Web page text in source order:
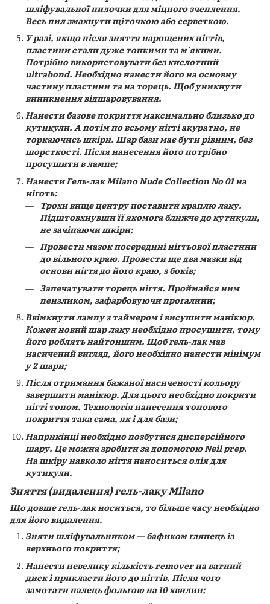
шліфувальної пилочки для міцного зчеплення.
Весь пил змахнути щіточкою або серветкою.
У разі, якщо після зняття нарощених нігтів,
пластини стали дуже тонкими та м'якими.
Потрібно використовувати без кислотний
ultrabond. Необхідно нанести його на основну
частину пластини та на торець. Щоб уникнути
виникнення відшаровування.
Нанести базове покриття максимально близько до
кутикули. А потім по всьому нігті акуратно, не
торкаючись шкіри. Шар бази має бути рівним, без
шорсткості. Після нанесення його потрібно
просушити в лампе;
Нанести Гель-лак Milano Nude Collection No 01 на
ніготь:
Трохи вище центру поставити краплю лаку.
Підштовхнувши її якомога ближче до кутикули,
не зачіпаючи шкіри;
Провести мазок посередині нігтьової пластини
до вільного краю. Провести ще два мазки від
основи нігтя до його краю, з боків;
Запечатувати торець нігтя. Проймайся ним
пензликом, зафарбовуючи прогалини;
Ввімкнути лампу з таймером і висушити манікюр.
Кожен новий шар лаку необхідно просушити, тому
його роблять найтоншим. Щоб гель-лак мав
насичений вигляд, його необхідно нанести мінімум
у 2 шари;
Після отримання бажаної насиченості кольору
завершити манікюр. Для цього необхідно покрити
нігті топом. Технологія нанесення топового
покриття така сама, як і для бази;
Наприкінці необхідно позбутися дисперсійного
шару. Це можна зробити за допомогою Neil prep.
На шкіру навколо нігтя наноситься олія для
кутикули.
Зняття (видалення) гель-лаку Milano
Що довше гель-лак носиться, то більше часу необхідно
для його видалення.
Зняти шліфувальником — бафиком глянець із
верхнього покриття;
Нанести невелику кількість remover на ватний
диск і прикласти його до нігтів. Після чого
замотати палець фольгою на 10 хвилин;